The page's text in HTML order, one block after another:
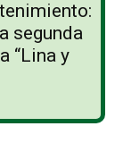
segunda
“Lina y